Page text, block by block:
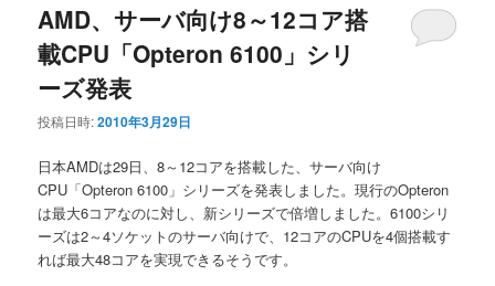
AMD、サーバ向け8～12コア搭
載CPU「Opteron 6100」シリ
ーズ発表
投稿日時:2010年3月29日
日本AMDは29日、8～12コアを搭載した、サーバ向け
CPU「Opteron 6100」シリーズを発表しました。現行のOpteron
は最大6コアなのに対し、新シリーズで倍増しました。6100シリ
ーズは2～4ソケットのサーバ向けで、12コアのCPUを4個搭載す
れば最大48コアを実現できるそうです。